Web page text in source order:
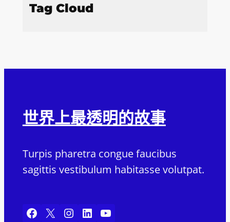
Tag Cloud
世界上最透明的故事
Turpis pharetra congue faucibus
sagittis vestibulum habitasse volutpat.
Facebook X Instagram LinkedIn YouTube